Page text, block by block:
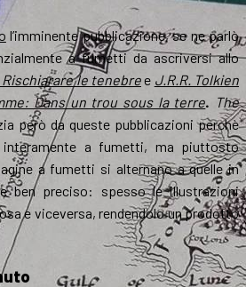
l’imminente pubblicazione, se ne parlò
a fumetti da ascriversi allo
Rischiarare le tenebree J.R.R. Tolkien
Dans un trou sous la terre. The
però da queste pubblicazioni perchè
interamente a fumetti, ma piuttosto
a fumetti si alternano a quelle in
ben preciso: spesso le illustrazioni
e viceversa, rendendolo un prodotto